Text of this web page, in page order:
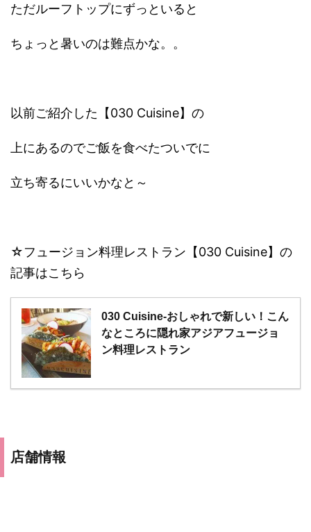
ただルーフトップにずっといると
ちょっと暑いのは難点かな。。
以前ご紹介した【030 Cuisine】の
上にあるのでご飯を食べたついでに
立ち寄るにいいかなと～
☆フュージョン料理レストラン【030 Cuisine】の
記事はこちら
030 Cuisine-おしゃれで新しい！こん
なところに隠れ家アジアフュージョ
ン料理レストラン
店舗情報